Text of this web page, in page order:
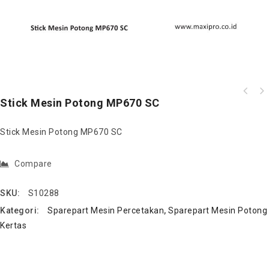
Stick Mesin Potong MP670 SC
Stick Mesin Potong MP670 SC
Compare
SKU:
S10288
Kategori:
Sparepart Mesin Percetakan, Sparepart Mesin Potong
Kertas